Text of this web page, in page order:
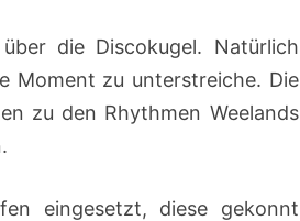
die Discokugel. Natürlich
Moment zu unterstreiche. Die
zu den Rhythmen Weelands
eingesetzt, diese gekonnt